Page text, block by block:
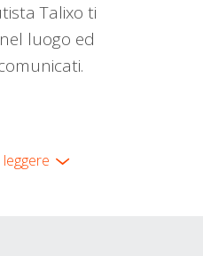
Talixo ti
luogo ed